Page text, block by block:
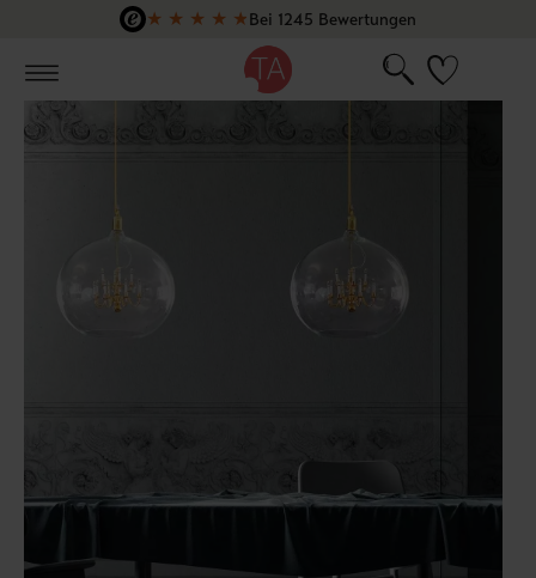
Zum Hauptinhalt springen
★ ★ ★ ★ ★Bei 1245 Bewertungen